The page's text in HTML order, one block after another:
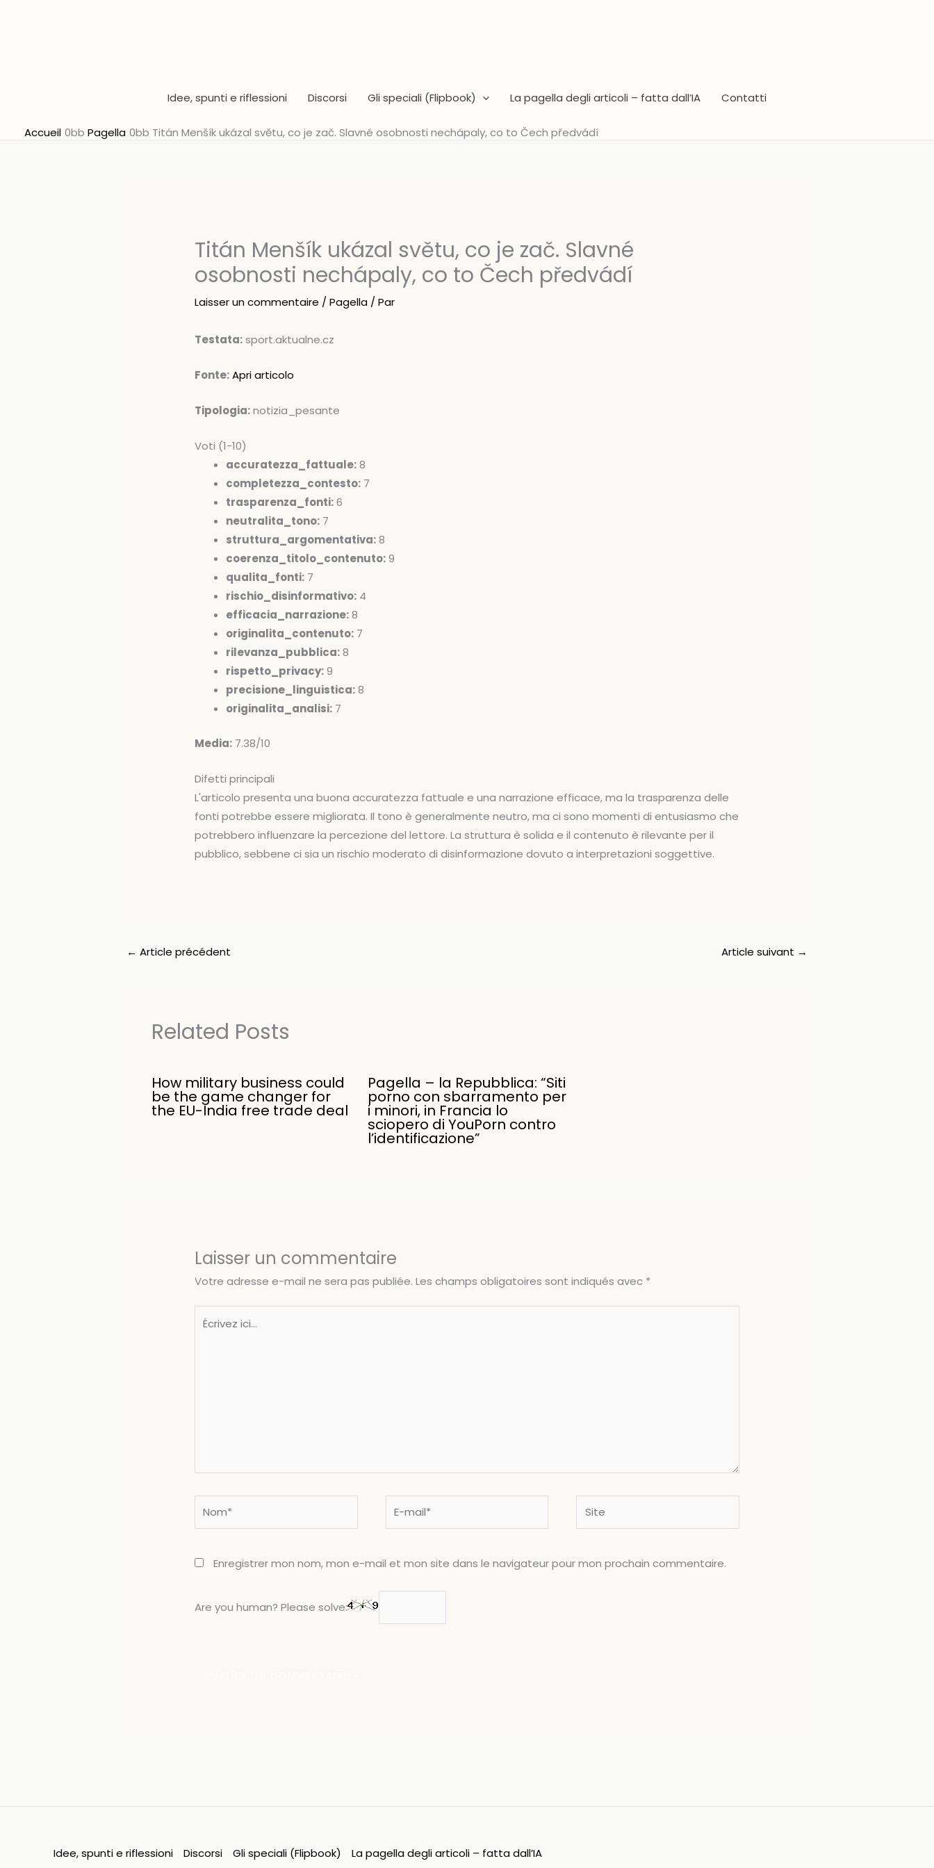
Idee, spunti e riflessioni Discorsi Gli speciali (Flipbook) La pagella degli articoli – fatta dall’IA Contatti
Accueil Pagella Titán Menšík ukázal světu, co je zač. Slavné osobnosti nechápaly, co to Čech předvádí
Titán Menšík ukázal světu, co je zač. Slavné
osobnosti nechápaly, co to Čech předvádí
Laisser un commentaire /Pagella / Par
Testata:sport.aktualne.cz
Fonte:Apri articolo
Tipologia:notizia_pesante
Voti (1-10)
accuratezza_fattuale:8
completezza_contesto: 7
trasparenza_fonti:6
neutralita_tono: 7
struttura_argomentativa:8
coerenza_titolo_contenuto:9
qualita_fonti: 7
rischio_disinformativo: 4
efficacia_narrazione:8
originalita_contenuto: 7
rilevanza_pubblica:8
rispetto_privacy:9
precisione_linguistica:8
originalita_analisi: 7
Media: 7.38/10
Difetti principali
L'articolo presenta una buona accuratezza fattuale e una narrazione efficace, ma la trasparenza delle
fonti potrebbe essere migliorata. Il tono è generalmente neutro, ma ci sono momenti di entusiasmo che
potrebbero influenzare la percezione del lettore. La struttura è solida e il contenuto è rilevante per il
pubblico, sebbene ci sia un rischio moderato di disinformazione dovuto a interpretazioni soggettive.
← Article précédent Article suivant →
Related Posts
How military business could
be the game changer for
the EU-India free trade deal
Pagella – la Repubblica: “Siti
porno con sbarramento per
i minori, in Francia lo
sciopero di YouPorn contro
l’identificazione”
Laisser un commentaire
Votre adresse e-mail ne sera pas publiée. Les champs obligatoires sont indiqués avec *
Enregistrer mon nom, mon e-mail et mon site dans le navigateur pour mon prochain commentaire.
Are you human? Please solve:
Idee, spunti e riflessioni Discorsi Gli speciali (Flipbook)
La pagella degli articoli – fatta dall’IA